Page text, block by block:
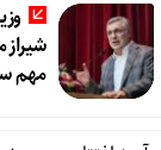
شیراز
مهم